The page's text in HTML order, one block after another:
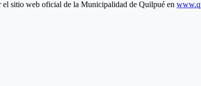
el sitio web oficial de la Municipalidad de Quilpué en